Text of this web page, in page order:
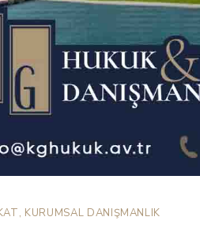
, KURUMSAL DANIŞMANLIK